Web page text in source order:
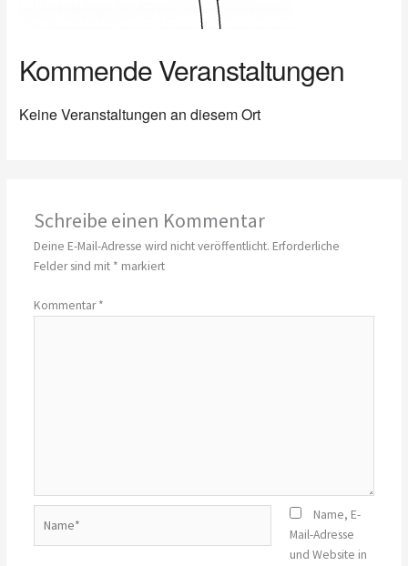
Kommende Veranstaltungen
Keine Veranstaltungen an diesem Ort
Schreibe einen Kommentar
Deine E-Mail-Adresse wird nicht veröffentlicht. Erforderliche
Felder sind mit * markiert
Kommentar*
Name, E-
Mail-Adresse
und Website in